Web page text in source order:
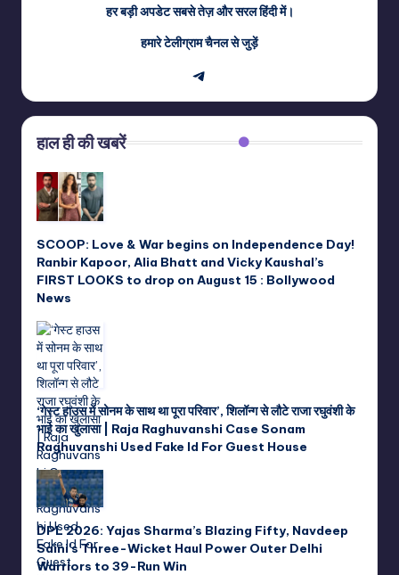
हर बड़ी अपडेट सबसे तेज़ और सरल हिंदी में।
हमारे टेलीग्राम चैनल से जुड़ें
Telegram
हाल ही की खबरें
SCOOP: Love & War begins on Independence Day!
Ranbir Kapoor, Alia Bhatt and Vicky Kaushal’s
FIRST LOOKS to drop on August 15 : Bollywood
News
‘गेस्ट हाउस में सोनम के साथ था पूरा परिवार’, शिलॉन्ग से लौटे राजा रघुवंशी के
भाई का खुलासा | Raja Raghuvanshi Case Sonam
Raghuvanshi Used Fake Id For Guest House
DPL 2026: Yajas Sharma’s Blazing Fifty, Navdeep
Saini’s Three-Wicket Haul Power Outer Delhi
Warriors to 39-Run Win